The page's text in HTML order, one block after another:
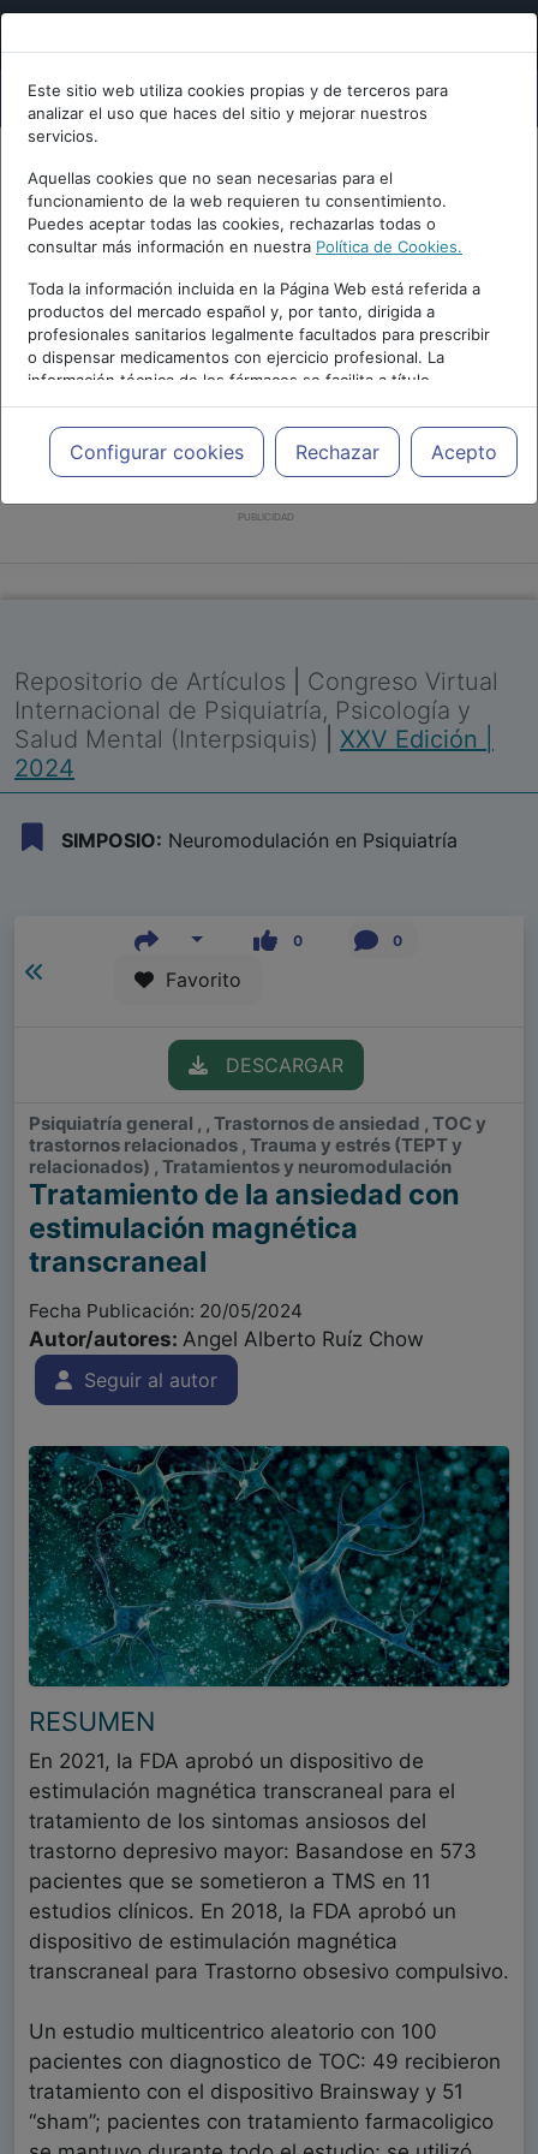
Este sitio web utiliza cookies propias y de terceros para
analizar el uso que haces del sitio y mejorar nuestros
servicios.
Aquellas cookies que no sean necesarias para el
funcionamiento de la web requieren tu consentimiento.
Puedes aceptar todas las cookies, rechazarlas todas o
consultar más información en nuestra Política de Cookies.
Toda la información incluida en la Página Web está referida a
productos del mercado español y, por tanto, dirigida a
profesionales sanitarios legalmente facultados para prescribir
o dispensar medicamentos con ejercicio profesional. La
información técnica de los fármacos se facilita a título
meramente informativo, siendo responsabilidad de los
profesionales facultados prescribir medicamentos y decidir, en
cada caso concreto, el tratamiento más adecuado a las
necesidades del paciente.
Configurar cookies Rechazar Acepto
PUBLICIDAD
Repositorio de Artículos
Congreso Virtual
Internacional de Psiquiatría, Psicología y
Salud Mental (Interpsiquis)
XXV Edición |
2024
SIMPOSIO: Neuromodulación en Psiquiatría
0 0
Favorito
DESCARGAR
Psiquiatría general , , Trastornos de ansiedad , TOC y
trastornos relacionados , Trauma y estrés (TEPT y
relacionados) , Tratamientos y neuromodulación
Tratamiento de la ansiedad con
estimulación magnética
transcraneal
Fecha Publicación: 20/05/2024
Autor/autores: Angel Alberto Ruíz Chow
Seguir al autor
RESUMEN
En 2021, la FDA aprobó un dispositivo de
estimulación magnética transcraneal para el
tratamiento de los sintomas ansiosos del
trastorno depresivo mayor: Basandose en 573
pacientes que se sometieron a TMS en 11
estudios clínicos. En 2018, la FDA aprobó un
dispositivo de estimulación magnética
transcraneal para Trastorno obsesivo compulsivo.
Un estudio multicentrico aleatorio con 100
pacientes con diagnostico de TOC: 49 recibieron
tratamiento con el dispositivo Brainsway y 51
“sham”; pacientes con tratamiento farmacoligico